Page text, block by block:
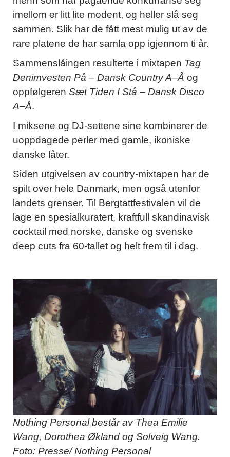
imellom er litt lite modent, og heller slå seg
sammen. Slik har de fått mest mulig ut av de
rare platene de har samla opp igjennom ti år.
Sammenslåingen resulterte i mixtapen Tag
Denimvesten På – Dansk Country A–Å og
oppfølgeren Sæt Tiden I Stå – Dansk Disco
A–Å.
I miksene og DJ-settene sine kombinerer de
uoppdagede perler med gamle, ikoniske
danske låter.
Siden utgivelsen av country-mixtapen har de
spilt over hele Danmark, men også utenfor
landets grenser. Til Bergtattfestivalen vil de
lage en spesialkuratert, kraftfull skandinavisk
cocktail med norske, danske og svenske
deep cuts fra 60-tallet og helt frem til i dag.
Nothing Personal består av Thea Emilie
Wang, Dorothea Økland og Solveig Wang.
Foto: Presse/ Nothing Personal